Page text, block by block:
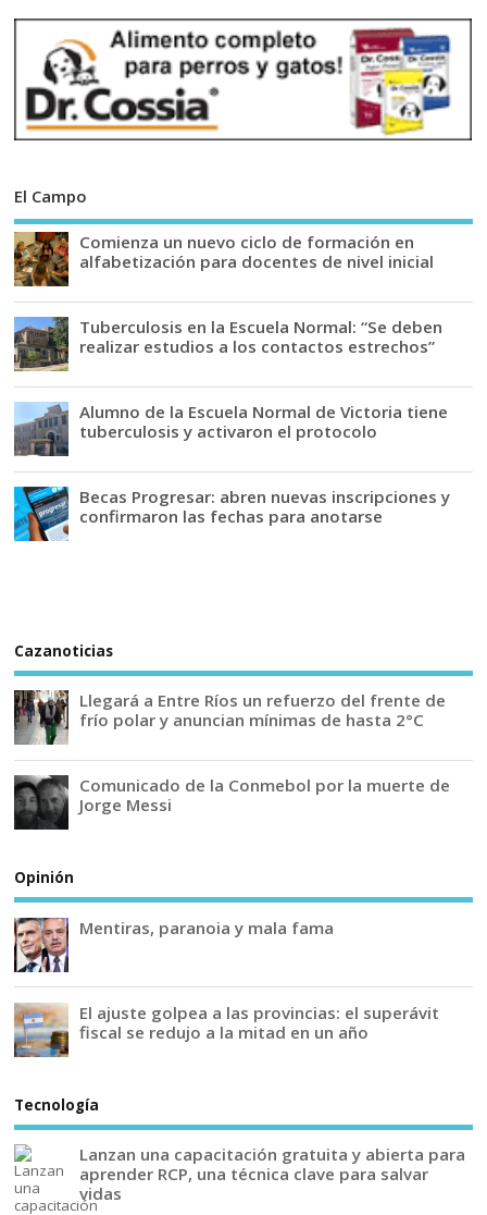
El Campo
Comienza un nuevo ciclo de formación en
alfabetización para docentes de nivel inicial
Tuberculosis en la Escuela Normal: “Se deben
realizar estudios a los contactos estrechos”
Alumno de la Escuela Normal de Victoria tiene
tuberculosis y activaron el protocolo
Becas Progresar: abren nuevas inscripciones y
confirmaron las fechas para anotarse
Cazanoticias
Llegará a Entre Ríos un refuerzo del frente de
frío polar y anuncian mínimas de hasta 2°C
Comunicado de la Conmebol por la muerte de
Jorge Messi
Opinión
Mentiras, paranoia y mala fama
El ajuste golpea a las provincias: el superávit
fiscal se redujo a la mitad en un año
Tecnología
Lanzan una capacitación gratuita y abierta para
aprender RCP, una técnica clave para salvar
vidas